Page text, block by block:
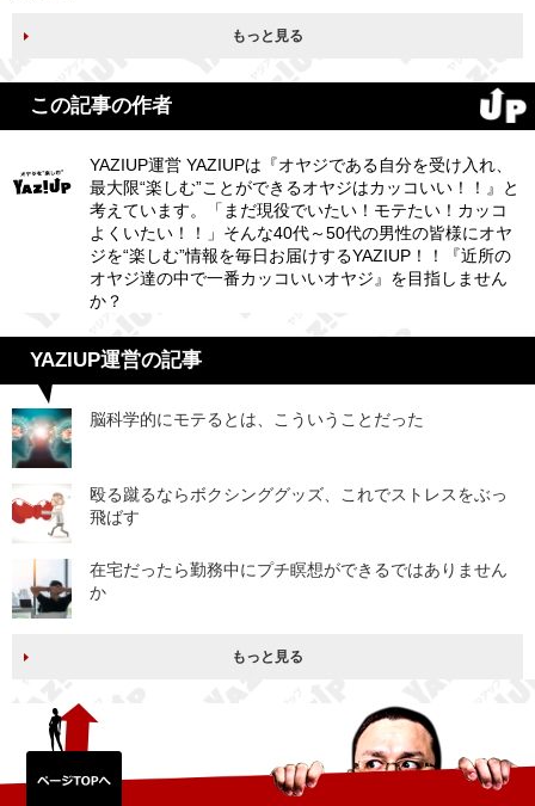
もっと見る
この記事の作者
YAZIUP運営 YAZIUPは『オヤジである自分を受け入れ、
最大限“楽しむ”ことができるオヤジはカッコいい！！』と
考えています。「まだ現役でいたい！モテたい！カッコ
よくいたい！！」そんな40代～50代の男性の皆様にオヤ
ジを“楽しむ”情報を毎日お届けするYAZIUP！！『近所の
オヤジ達の中で一番カッコいいオヤジ』を目指しません
か？
YAZIUP運営の記事
脳科学的にモテるとは、こういうことだった
殴る蹴るならボクシンググッズ、これでストレスをぶっ
飛ばす
在宅だったら勤務中にプチ瞑想ができるではありません
か
もっと見る